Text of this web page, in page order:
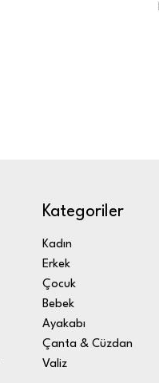
Kategoriler
Kadın
Erkek
Çocuk
Bebek
Ayakabı
Çanta & Cüzdan
Valiz